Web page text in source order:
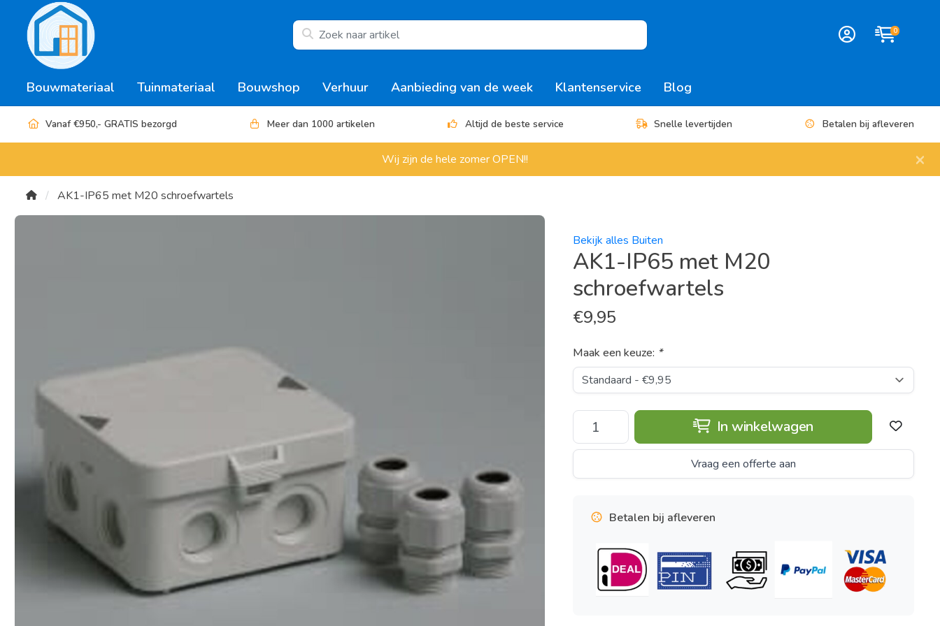
0
Bouwmateriaal Tuinmateriaal Bouwshop Verhuur Aanbieding van de week Klantenservice Blog
Vanaf €950,- GRATIS bezorgd Meer dan 1000 artikelen Altijd de beste service Snelle levertijden Betalen bij afleveren
Wij zijn de hele zomer OPEN!! ×
AK1-IP65 met M20 schroefwartels
Bekijk alles Buiten
AK1-IP65 met M20
schroefwartels
€9,95
Maak een keuze: *
In winkelwagen
Vraag een offerte aan
Betalen bij afleveren